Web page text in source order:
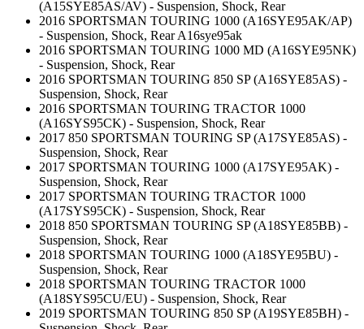
(A15SYE85AS/AV) - Suspension, Shock, Rear
2016 SPORTSMAN TOURING 1000 (A16SYE95AK/AP)
- Suspension, Shock, Rear A16sye95ak
2016 SPORTSMAN TOURING 1000 MD (A16SYE95NK)
- Suspension, Shock, Rear
2016 SPORTSMAN TOURING 850 SP (A16SYE85AS) -
Suspension, Shock, Rear
2016 SPORTSMAN TOURING TRACTOR 1000
(A16SYS95CK) - Suspension, Shock, Rear
2017 850 SPORTSMAN TOURING SP (A17SYE85AS) -
Suspension, Shock, Rear
2017 SPORTSMAN TOURING 1000 (A17SYE95AK) -
Suspension, Shock, Rear
2017 SPORTSMAN TOURING TRACTOR 1000
(A17SYS95CK) - Suspension, Shock, Rear
2018 850 SPORTSMAN TOURING SP (A18SYE85BB) -
Suspension, Shock, Rear
2018 SPORTSMAN TOURING 1000 (A18SYE95BU) -
Suspension, Shock, Rear
2018 SPORTSMAN TOURING TRACTOR 1000
(A18SYS95CU/EU) - Suspension, Shock, Rear
2019 SPORTSMAN TOURING 850 SP (A19SYE85BH) -